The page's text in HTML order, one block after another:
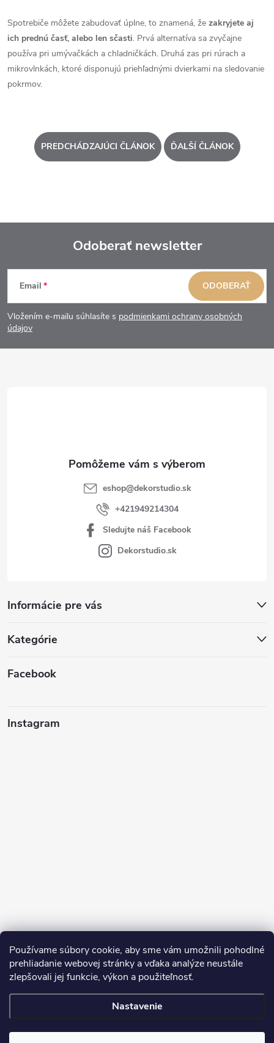
Používame súbory cookie, aby sme vám umožnili pohodlné
prehliadanie webovej stránky a vďaka analýze neustále
zlepšovali jej funkcie, výkon a použiteľnosť.
Nastavenie
Spotrebiče môžete zabudovať úplne, to znamená, že zakryjete aj
ich prednú časť, alebo len sčasti. Prvá alternatíva sa zvyčajne
používa pri umývačkách a chladničkách. Druhá zas pri rúrach a
mikrovlnkách, ktoré disponujú priehľadnými dvierkami na sledovanie
pokrmov.
PREDCHÁDZAJÚCI ČLÁNOK ĎALŠÍ ČLÁNOK
Z
á
p
Odoberať newsletter
Email
Vložením e-mailu súhlasíte s podmienkami ochrany osobných
údajov
ODOBERAŤ
Informácie pre vás
Kategórie
Facebook
Instagram
Sledovať na Instagrame
eshop@dekorstudio.sk
+421949214304
Sledujte náš Facebook
Dekorstudio.sk
Copyright 2026Dekorstudio.sk. Všetky práva vyhradené.